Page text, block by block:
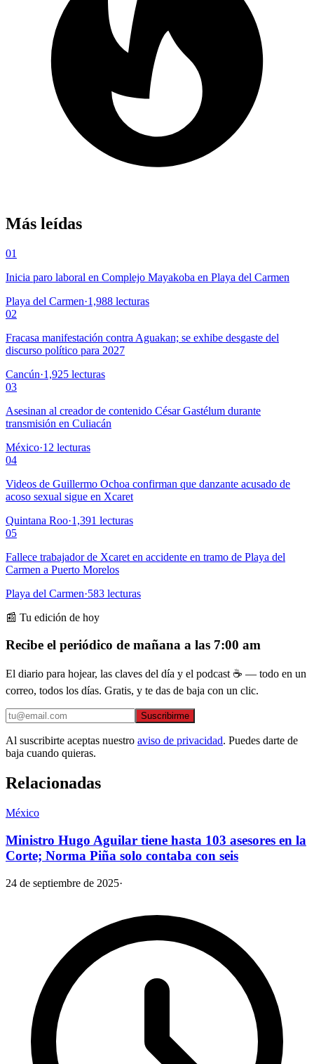
Más leídas
01
Inicia paro laboral en Complejo Mayakoba en Playa del Carmen
Playa del Carmen·1,988 lecturas
02
Fracasa manifestación contra Aguakan; se exhibe desgaste del
discurso político para 2027
Cancún·1,925 lecturas
03
Asesinan al creador de contenido César Gastélum durante
transmisión en Culiacán
México·12 lecturas
04
Videos de Guillermo Ochoa confirman que danzante acusado de
acoso sexual sigue en Xcaret
Quintana Roo·1,391 lecturas
05
Fallece trabajador de Xcaret en accidente en tramo de Playa del
Carmen a Puerto Morelos
Playa del Carmen·583 lecturas
📰 Tu edición de hoy
Recibe el periódico de mañana a las 7:00 am
El diario para hojear, las claves del día y el podcast ☕ — todo en un
correo, todos los días. Gratis, y te das de baja con un clic.
Suscribirme
Al suscribirte aceptas nuestro aviso de privacidad. Puedes darte de
baja cuando quieras.
Relacionadas
México
Ministro Hugo Aguilar tiene hasta 103 asesores en la
Corte; Norma Piña solo contaba con seis
24 de septiembre de 2025·